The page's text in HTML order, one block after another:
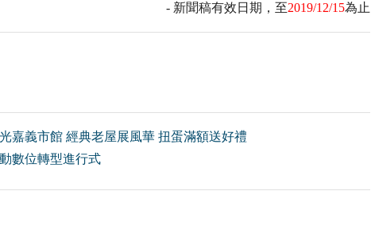
- 新聞稿有效日期，至2019/12/15為止
嘉義市館 經典老屋展風華 扭蛋滿額送好禮
數位轉型進行式